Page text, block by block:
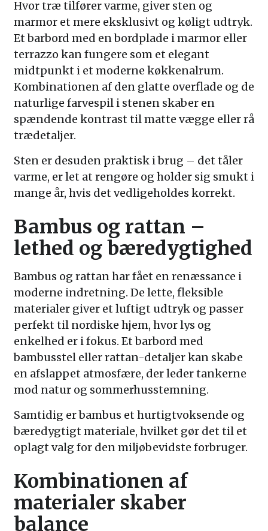
Hvor træ tilfører varme, giver sten og
marmor et mere eksklusivt og køligt udtryk.
Et barbord med en bordplade i marmor eller
terrazzo kan fungere som et elegant
midtpunkt i et moderne køkkenalrum.
Kombinationen af den glatte overflade og de
naturlige farvespil i stenen skaber en
spændende kontrast til matte vægge eller rå
trædetaljer.
Sten er desuden praktisk i brug – det tåler
varme, er let at rengøre og holder sig smukt i
mange år, hvis det vedligeholdes korrekt.
Bambus og rattan –
lethed og bæredygtighed
Bambus og rattan har fået en renæssance i
moderne indretning. De lette, fleksible
materialer giver et luftigt udtryk og passer
perfekt til nordiske hjem, hvor lys og
enkelhed er i fokus. Et barbord med
bambusstel eller rattan-detaljer kan skabe
en afslappet atmosfære, der leder tankerne
mod natur og sommerhusstemning.
Samtidig er bambus et hurtigtvoksende og
bæredygtigt materiale, hvilket gør det til et
oplagt valg for den miljøbevidste forbruger.
Kombinationen af
materialer skaber
balance